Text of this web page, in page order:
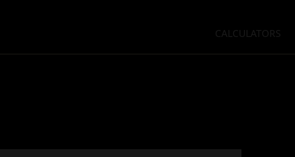
CALCULATORS